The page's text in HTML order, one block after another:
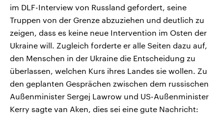
im DLF-Interview von Russland gefordert, seine
Truppen von der Grenze abzuziehen und deutlich zu
zeigen, dass es keine neue Intervention im Osten der
Ukraine will. Zugleich forderte er alle Seiten dazu auf,
den Menschen in der Ukraine die Entscheidung zu
überlassen, welchen Kurs ihres Landes sie wollen. Zu
den geplanten Gesprächen zwischen dem russischen
Außenminister Sergej Lawrow und US-Außenminister
Kerry sagte van Aken, dies sei eine gute Nachricht: